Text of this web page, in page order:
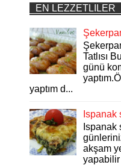
EN LEZZETLILER
Tatlısı
günü
yaptım d...
Ispanak
Ispanak
akşam